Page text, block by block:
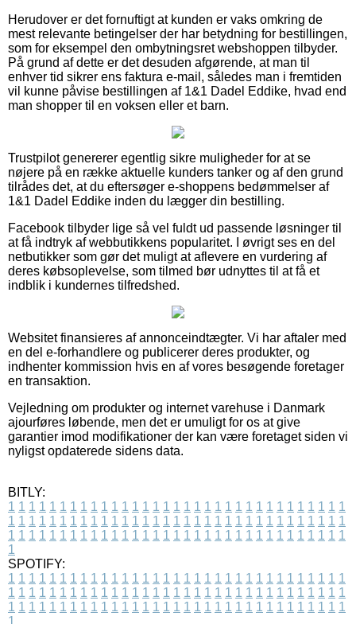
Herudover er det fornuftigt at kunden er vaks omkring de
mest relevante betingelser der har betydning for bestillingen,
som for eksempel den ombytningsret webshoppen tilbyder.
På grund af dette er det desuden afgørende, at man til
enhver tid sikrer ens faktura e-mail, således man i fremtiden
vil kunne påvise bestillingen af 1&1 Dadel Eddike, hvad end
man shopper til en voksen eller et barn.
Trustpilot genererer egentlig sikre muligheder for at se
nøjere på en række aktuelle kunders tanker og af den grund
tilrådes det, at du eftersøger e-shoppens bedømmelser af
1&1 Dadel Eddike inden du lægger din bestilling.
Facebook tilbyder lige så vel fuldt ud passende løsninger til
at få indtryk af webbutikkens popularitet. I øvrigt ses en del
netbutikker som gør det muligt at aflevere en vurdering af
deres købsoplevelse, som tilmed bør udnyttes til at få et
indblik i kundernes tilfredshed.
Websitet finansieres af annonceindtægter. Vi har aftaler med
en del e-forhandlere og publicerer deres produkter, og
indhenter kommission hvis en af vores besøgende foretager
en transaktion.
Vejledning om produkter og internet varehuse i Danmark
ajourføres løbende, men det er umuligt for os at give
garantier imod modifikationer der kan være foretaget siden vi
nyligst opdaterede sidens data.
BITLY:
1 1 1 1 1 1 1 1 1 1 1 1 1 1 1 1 1 1 1 1 1 1 1 1 1 1 1 1 1 1 1 1 1
1 1 1 1 1 1 1 1 1 1 1 1 1 1 1 1 1 1 1 1 1 1 1 1 1 1 1 1 1 1 1 1 1
1 1 1 1 1 1 1 1 1 1 1 1 1 1 1 1 1 1 1 1 1 1 1 1 1 1 1 1 1 1 1 1 1
1
SPOTIFY:
1 1 1 1 1 1 1 1 1 1 1 1 1 1 1 1 1 1 1 1 1 1 1 1 1 1 1 1 1 1 1 1 1
1 1 1 1 1 1 1 1 1 1 1 1 1 1 1 1 1 1 1 1 1 1 1 1 1 1 1 1 1 1 1 1 1
1 1 1 1 1 1 1 1 1 1 1 1 1 1 1 1 1 1 1 1 1 1 1 1 1 1 1 1 1 1 1 1 1
1